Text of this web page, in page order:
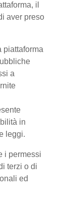
il
aver preso
piattaforma
a
in
leggi.
i permessi
terzi o di
ed